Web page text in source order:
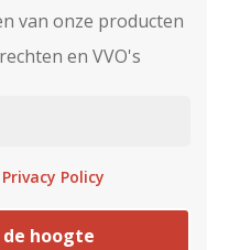
van onze producten
en VVO's
Privacy Policy
hoogte